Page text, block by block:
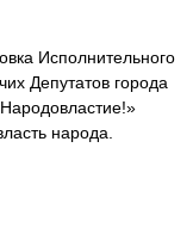
Исполнительного
Депутатов города
народа.